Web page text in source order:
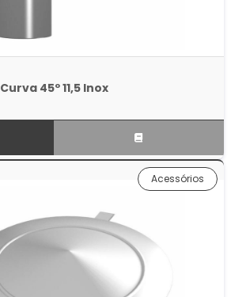
Curva 45º 11,5 Inox
Acessórios